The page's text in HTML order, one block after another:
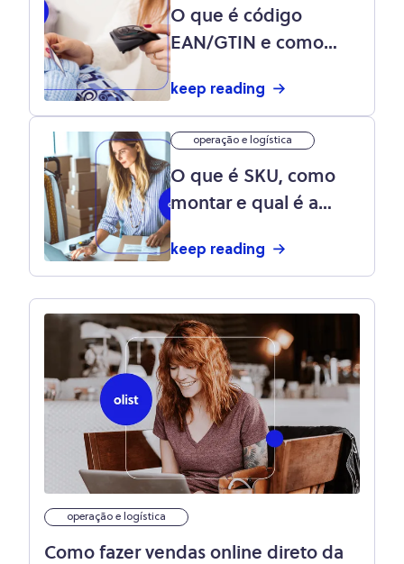
O que é código
EAN/GTIN e como
barras?
keep reading
operação e logística
O que é SKU, como
montar e qual é a
gestão do estoque?
keep reading
operação e logística
Como fazer vendas online direto da